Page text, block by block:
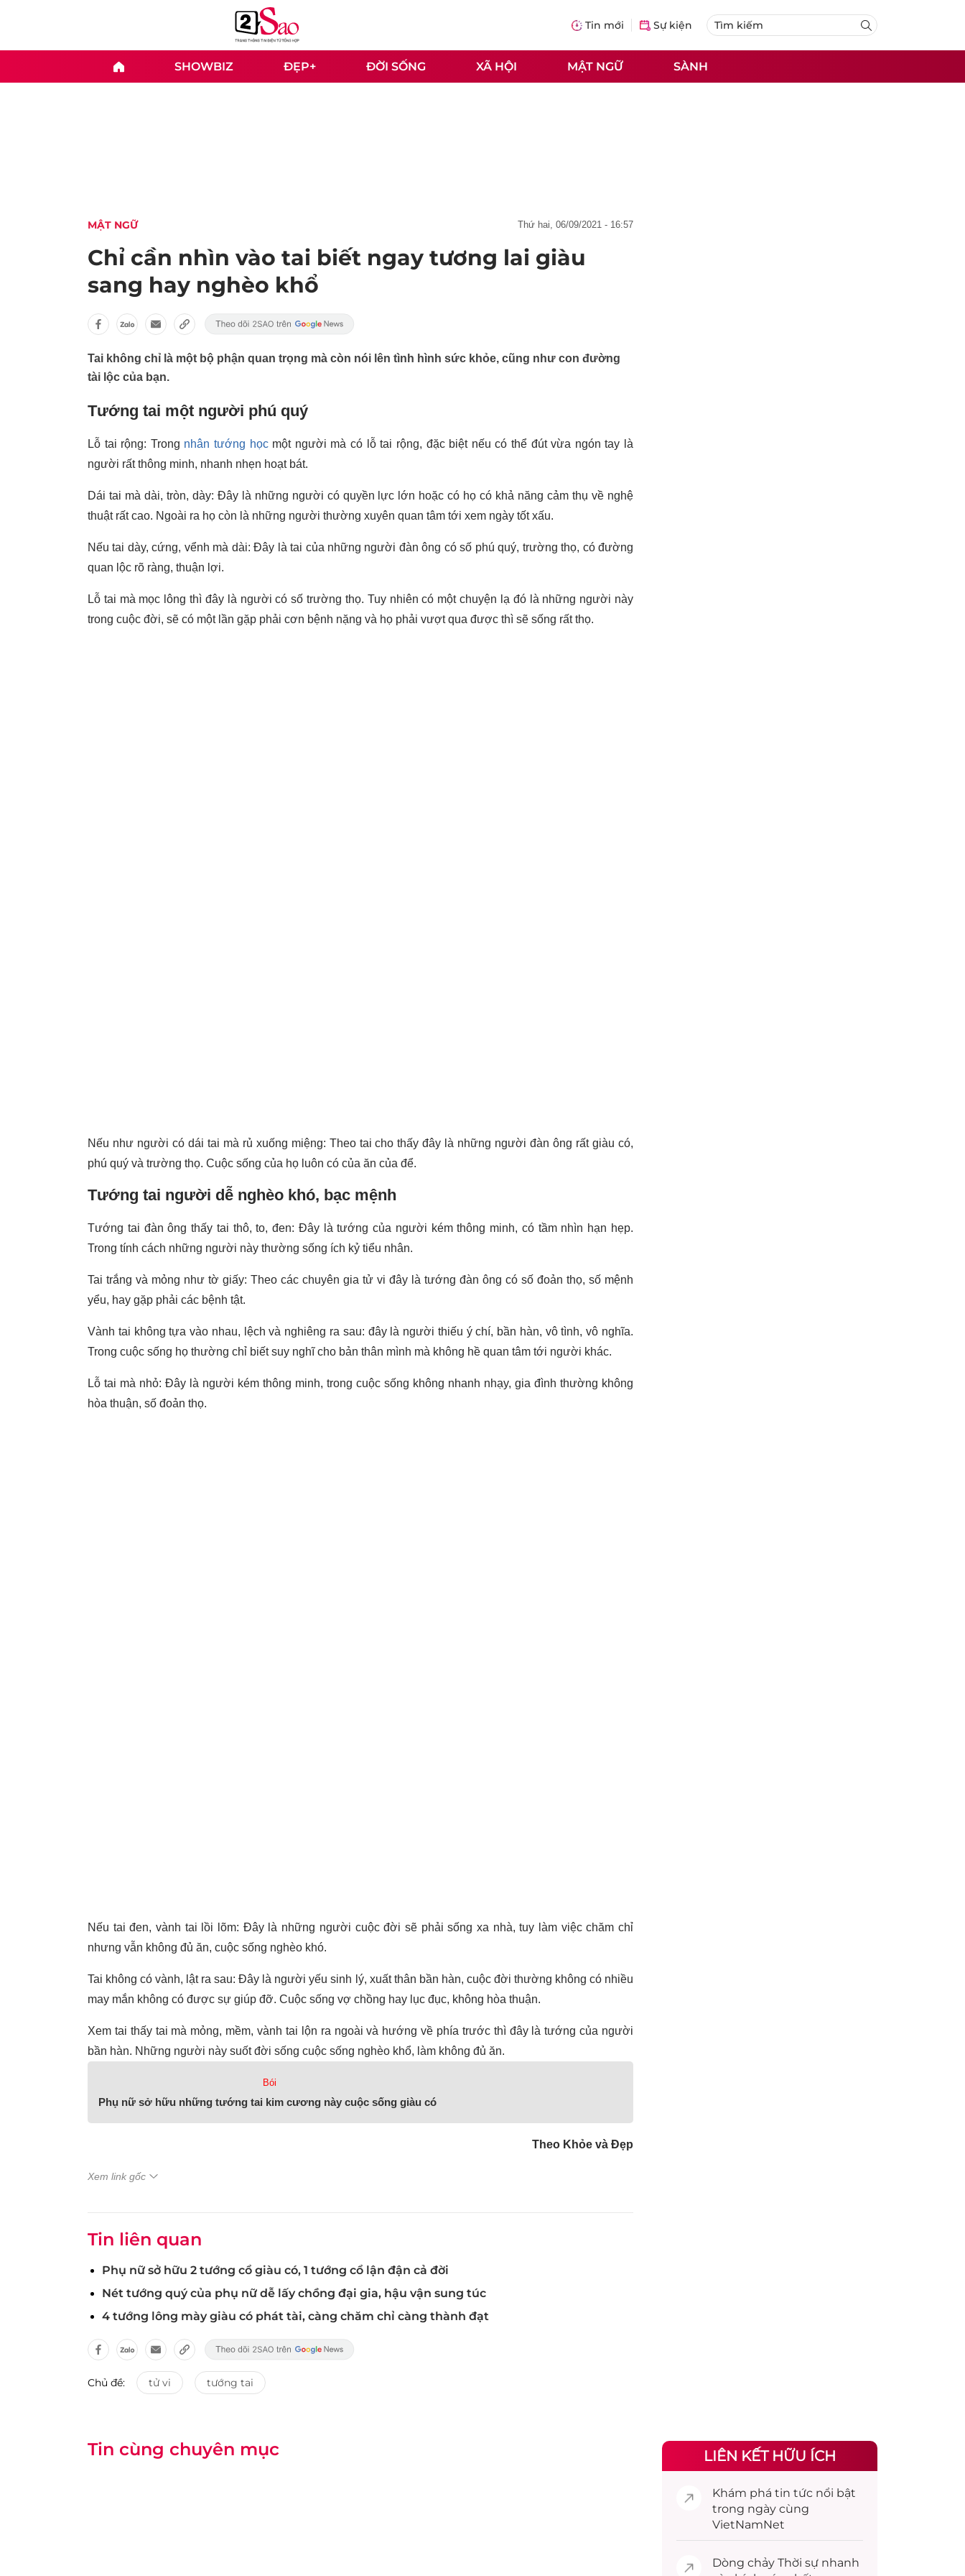
Tin mới Sự kiện
SHOWBIZ ĐẸP+ ĐỜI SỐNG XÃ HỘI MẬT NGỮ SÀNH
MẬT NGỮ thứ hai, 06/09/2021 - 16:57
Chỉ cần nhìn vào tai biết ngay tương lai giàu
sang hay nghèo khổ
Tai không chỉ là một bộ phận quan trọng mà còn nói lên tình hình sức khỏe, cũng như con đường
tài lộc của bạn.
Tướng tai một người phú quý
Lỗ tai rộng: Trong nhân tướng họcmột người mà có lỗ tai rộng, đặc biệt nếu có thể đút vừa ngón tay là
người rất thông minh, nhanh nhẹn hoạt bát.
Dái tai mà dài, tròn, dày: Đây là những người có quyền lực lớn hoặc có họ có khả năng cảm thụ về nghệ
thuật rất cao. Ngoài ra họ còn là những người thường xuyên quan tâm tới xem ngày tốt xấu.
Nếu tai dày, cứng, vểnh mà dài: Đây là tai của những người đàn ông có số phú quý, trường thọ, có đường
quan lộc rõ ràng, thuận lợi.
Lỗ tai mà mọc lông thì đây là người có số trường thọ. Tuy nhiên có một chuyện lạ đó là những người này
trong cuộc đời, sẽ có một lần gặp phải cơn bệnh nặng và họ phải vượt qua được thì sẽ sống rất thọ.
Nếu như người có dái tai mà rủ xuống miệng: Theo tai cho thấy đây là những người đàn ông rất giàu có,
phú quý và trường thọ. Cuộc sống của họ luôn có của ăn của để.
Tướng tai người dễ nghèo khó, bạc mệnh
Tướng tai đàn ông thấy tai thô, to, đen: Đây là tướng của người kém thông minh, có tầm nhìn hạn hẹp.
Trong tính cách những người này thường sống ích kỷ tiểu nhân.
Tai trắng và mỏng như tờ giấy: Theo các chuyên gia tử vi đây là tướng đàn ông có số đoản thọ, số mệnh
yểu, hay gặp phải các bệnh tật.
Vành tai không tựa vào nhau, lệch và nghiêng ra sau: đây là người thiếu ý chí, bần hàn, vô tình, vô nghĩa.
Trong cuộc sống họ thường chỉ biết suy nghĩ cho bản thân mình mà không hề quan tâm tới người khác.
Lỗ tai mà nhỏ: Đây là người kém thông minh, trong cuộc sống không nhanh nhạy, gia đình thường không
hòa thuận, số đoản thọ.
Nếu tai đen, vành tai lồi lõm: Đây là những người cuộc đời sẽ phải sống xa nhà, tuy làm việc chăm chỉ
nhưng vẫn không đủ ăn, cuộc sống nghèo khó.
Tai không có vành, lật ra sau: Đây là người yếu sinh lý, xuất thân bần hàn, cuộc đời thường không có nhiều
may mắn không có được sự giúp đỡ. Cuộc sống vợ chồng hay lục đục, không hòa thuận.
Xem tai thấy tai mà mỏng, mềm, vành tai lộn ra ngoài và hướng về phía trước thì đây là tướng của người
bần hàn. Những người này suốt đời sống cuộc sống nghèo khổ, làm không đủ ăn.
Bói
Phụ nữ sở hữu những tướng tai kim cương này cuộc sống giàu có
Theo Khỏe và Đẹp
Xem link gốc
Tin liên quan
Phụ nữ sở hữu 2 tướng cổ giàu có, 1 tướng cổ lận đận cả đời
Nét tướng quý của phụ nữ dễ lấy chồng đại gia, hậu vận sung túc
4 tướng lông mày giàu có phát tài, càng chăm chỉ càng thành đạt
Chủ đề: tử vi tướng tai
Tin cùng chuyên mục LIÊN KẾT HỮU ÍCH
Khám phá tin tức nổi bật
trong ngày cùng
VietNamNet
Dòng chảy Thời sự nhanh